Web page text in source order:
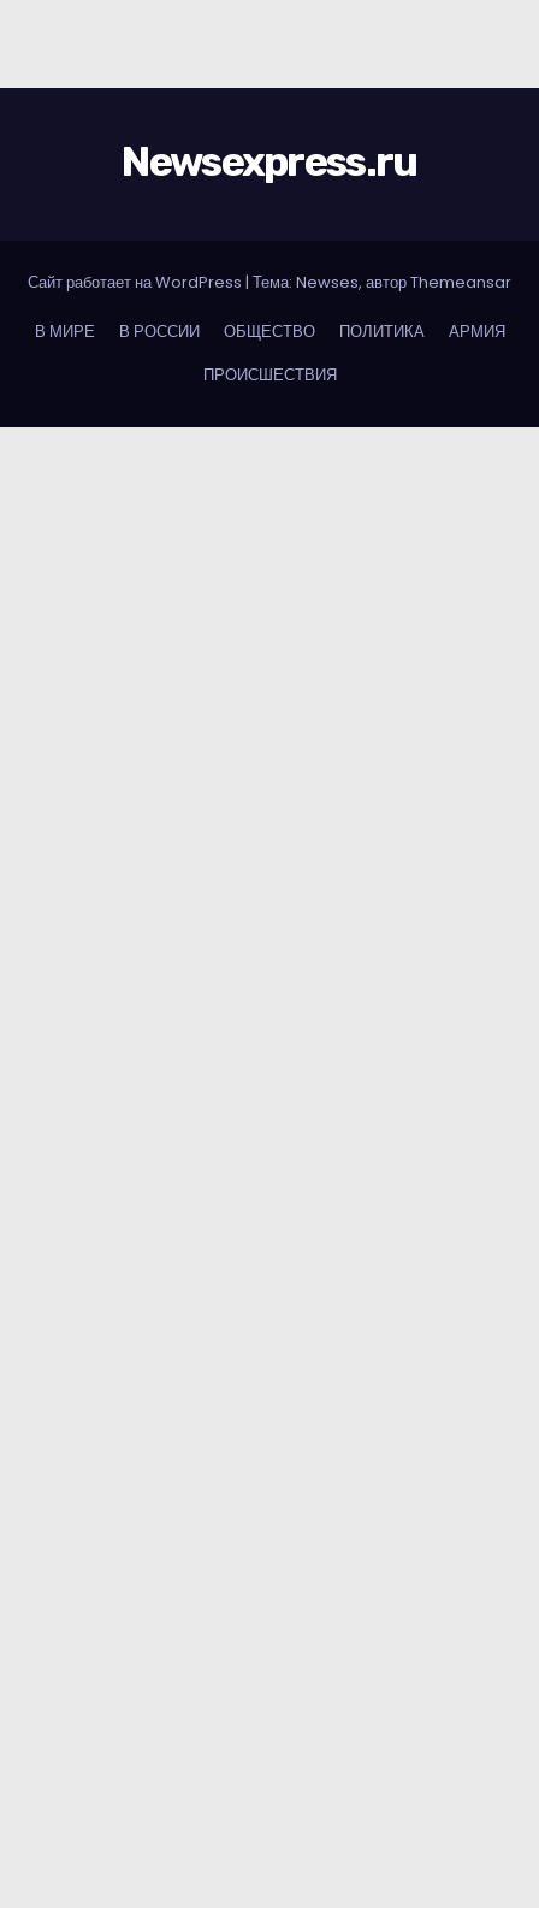
Newsexpress.ru
Сайт работает на WordPress | Тема: Newses, авторThemeansar
В МИРЕ В РОССИИ ОБЩЕСТВО ПОЛИТИКА
АРМИЯ
ПРОИСШЕСТВИЯ